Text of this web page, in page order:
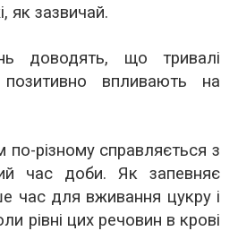
як зазвичай.
доводять, що тривалі
впливають на
по-різному справляється з
час доби. Як запевняє
час для вживання цукру і
рівні цих речовин в крові